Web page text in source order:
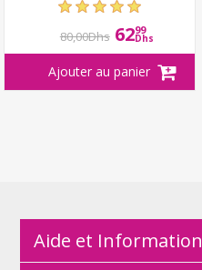
80,00Dhs 6299
Dhs
Aide et Information